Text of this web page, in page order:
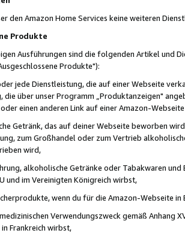
den Amazon Home Services keine weiteren
Produkte
Ausführungen sind die folgenden Artikel und
Produkte"):
jede Dienstleistung, die auf einer Webseite
die über unser Programm „Produktanzeigen"
einen anderen Link auf einer Amazon-
Getränk, das auf deiner Webseite beworben
zum Großhandel oder zum Vertrieb
wird,
alkoholische Getränke oder Tabakwaren
und im Vereinigten Königreich wirbst,
wenn du für die Amazon-Webseite in
Verwendungszweck gemäß Anhang
Frankreich wirbst,